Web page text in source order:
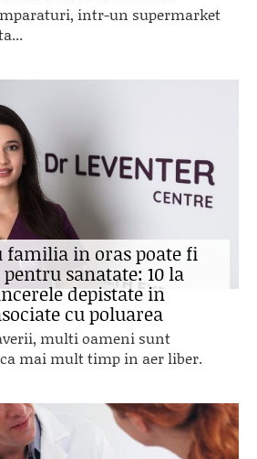
intr-un supermarket
familia in oras poate fi
sanatate: 10 la
depistate in
cu poluarea
multi oameni sunt
mai mult timp in aer liber.